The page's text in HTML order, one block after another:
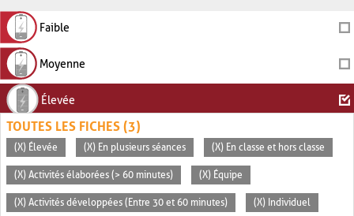
Faible
Moyenne
Élevée
TOUTES LES FICHES (3)
(X) Élevée (X) En plusieurs séances (X) En classe et hors classe
(X) Activités élaborées (> 60 minutes) (X) Équipe
(X) Activités développées (Entre 30 et 60 minutes) (X) Individuel